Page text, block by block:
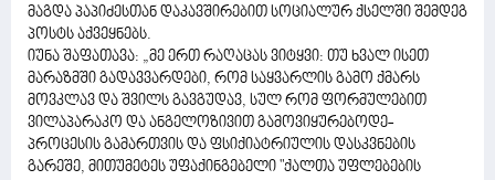
მაგდა პაპიძესთან დაკავშირებით სოციალურ ქსელში შემდეგ
პოსტს აქვეყნებს.
იუნა შაფათავა: „მე ერთ რაღაცას ვიტყვი: თუ ხვალ ისეთ
მარაზმში გადავვარდები, რომ საყვარლის გამო ქმარს
მოვკლავ და შვილს გავგუდავ, სულ რომ ფორმულებით
ვილაპარაკო და ანგელოზივით გამოვიყურებოდე-
პროცესის გამართვის და ფსიქიატრიულის დასკვნების
გარეშე, მითუმეტეს უფაქინგებელი "ქალთა უფლებების